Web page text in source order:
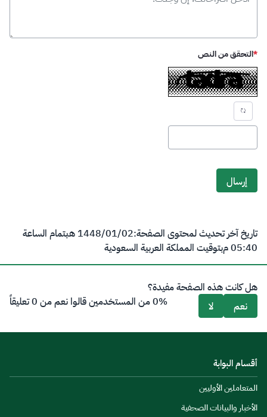
: 0
/ 65000
التحقق من النصمطلوب
إرسال
تاريخ آخر تحديث لمحتوى الصفحة:02‏/01‏/1448 هـ
بتمام الساعة
05:40 م
بتوقيت المملكة العربية السعودية
هل كانت هذه الصفحة مفيدة؟
نعم
لا 0% من المستخدمين قالوا نعم من 0 تعليقاً
أقسام البوابة
المتعاملين الأوليين
الأخبار والبيانات الصحفية